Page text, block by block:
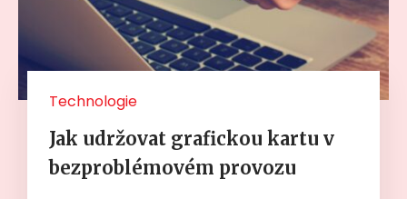
Technologie
Jak udržovat grafickou kartu v
bezproblémovém provozu